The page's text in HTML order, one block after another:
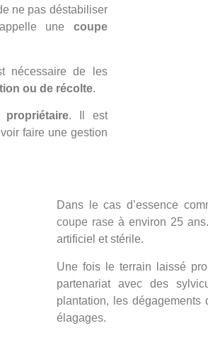
ne pas déstabiliser
une coupe
nécessaire de les
ou de récolte.
. Il est
faire une gestion
Dans le cas d’essence
coupe rase à environ 25
artificiel et stérile.
Une fois le terrain laissé
partenariat avec des
plantation, les
élagages.